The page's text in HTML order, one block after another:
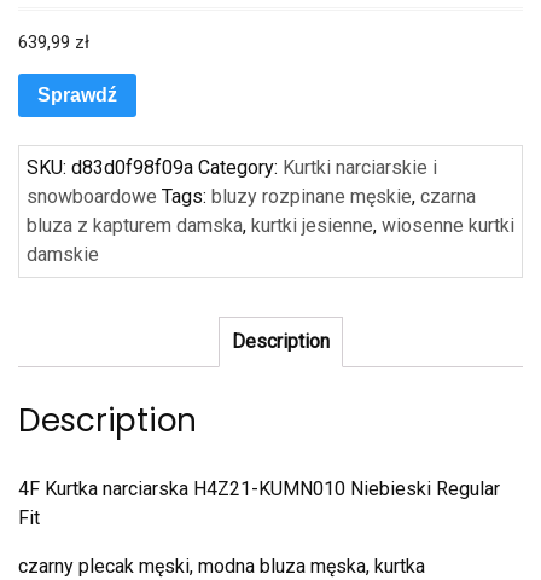
639,99 zł
Sprawdź
SKU: d83d0f98f09a Category: Kurtki narciarskie i
snowboardowe Tags: bluzy rozpinane męskie, czarna
bluza z kapturem damska, kurtki jesienne, wiosenne kurtki
damskie
Description
Description
4F Kurtka narciarska H4Z21-KUMN010 Niebieski Regular
Fit
czarny plecak męski, modna bluza męska, kurtka